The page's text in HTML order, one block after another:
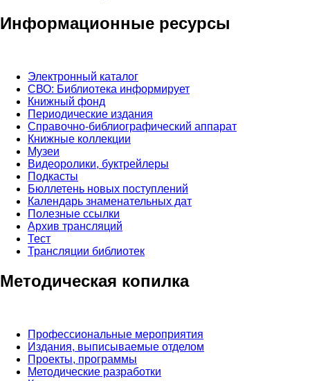
Информационные ресурсы
Электронный каталог
СВО: Библиотека информирует
Книжный фонд
Периодические издания
Справочно-библиографический аппарат
Книжные коллекции
Музеи
Видеоролики, буктрейлеры
Подкасты
Бюллетень новых поступлений
Календарь знаменательных дат
Полезные ссылки
Архив трансляций
Тест
Трансляции библиотек
Методическая копилка
Профессиональные мероприятия
Издания, выписываемые отделом
Проекты, программы
Методические разработки